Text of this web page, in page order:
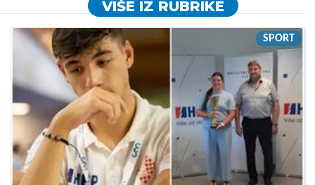
VIŠE IZ RUBRIKE
SPORT